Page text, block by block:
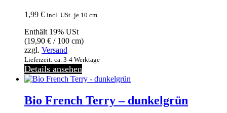
1,99 € incl. USt. je 10 cm
Enthält 19% USt
(19,90 € / 100 cm)
zzgl. Versand
Lieferzeit: ca. 3-4 Werktage
Details ansehen
Bio French Terry – dunkelgrün